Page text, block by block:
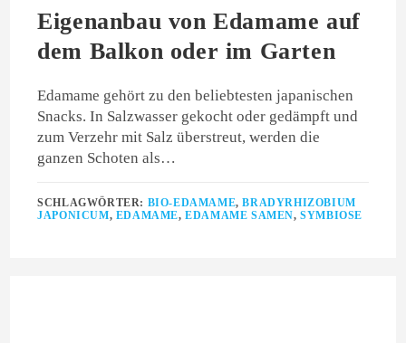
Eigenanbau von Edamame auf
dem Balkon oder im Garten
Edamame gehört zu den beliebtesten japanischen
Snacks. In Salzwasser gekocht oder gedämpft und
zum Verzehr mit Salz überstreut, werden die
ganzen Schoten als…
SCHLAGWÖRTER: BIO-EDAMAME,BRADYRHIZOBIUM
JAPONICUM, EDAMAME,EDAMAME SAMEN,SYMBIOSE